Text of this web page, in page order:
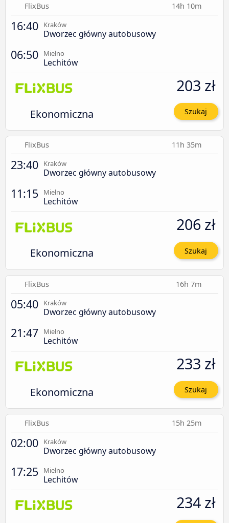
FlixBus 14h 10m
16:40 Kraków
Dworzec główny autobusowy
06:50 Mielno
Lechitów
Ekonomiczna
203 zł
Szukaj
FlixBus 11h 35m
23:40 Kraków
Dworzec główny autobusowy
11:15 Mielno
Lechitów
Ekonomiczna
206 zł
Szukaj
FlixBus 16h 7m
05:40 Kraków
Dworzec główny autobusowy
21:47 Mielno
Lechitów
Ekonomiczna
233 zł
Szukaj
FlixBus 15h 25m
02:00 Kraków
Dworzec główny autobusowy
17:25 Mielno
Lechitów
234 zł